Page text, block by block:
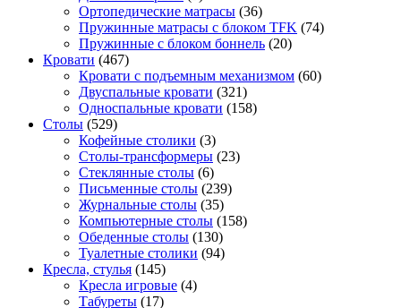
Ортопедические матрасы (36)
Пружинные матрасы с блоком TFK (74)
Пружинные с блоком боннель (20)
Кровати (467)
Кровати с подъемным механизмом (60)
Двуспальные кровати (321)
Односпальные кровати (158)
Столы (529)
Кофейные столики (3)
Столы-трансформеры (23)
Стеклянные столы (6)
Письменные столы (239)
Журнальные столы (35)
Компьютерные столы (158)
Обеденные столы (130)
Туалетные столики (94)
Кресла, стулья (145)
Кресла игровые (4)
Табуреты (17)